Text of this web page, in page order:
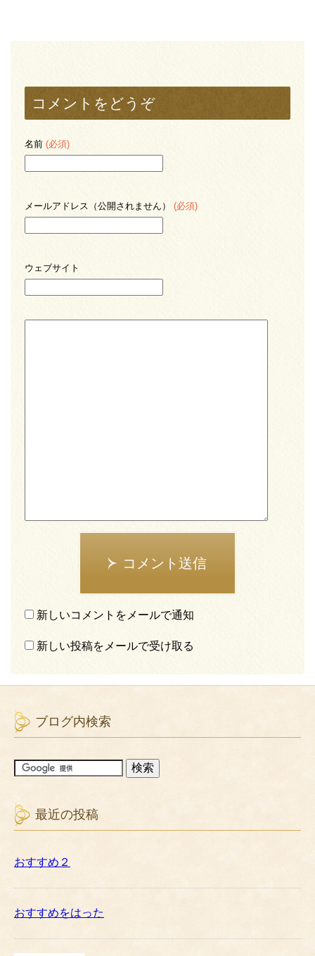
コメントをどうぞ
名前 (必須)
メールアドレス（公開されません） (必須)
ウェブサイト
コメント送信
新しいコメントをメールで通知
新しい投稿をメールで受け取る
ブログ内検索
最近の投稿
おすすめ２
おすすめをはった